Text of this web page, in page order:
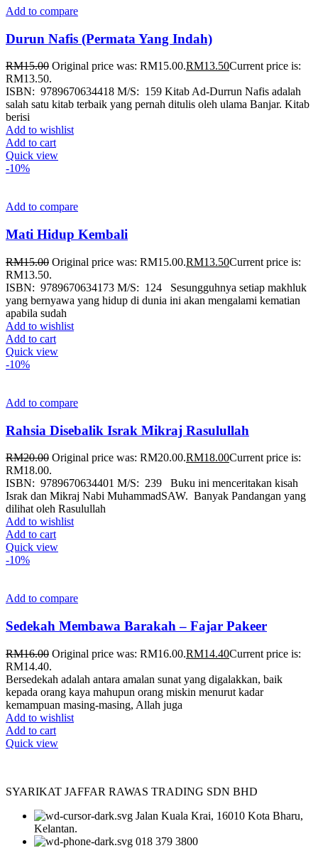
Add to compare
Durun Nafis (Permata Yang Indah)
RM15.00 Original price was: RM15.00.RM13.50Current price is:
RM13.50.
ISBN: 9789670634418 M/S: 159 Kitab Ad-Durrun Nafis adalah
salah satu kitab terbaik yang pernah ditulis oleh ulama Banjar. Kitab
berisi
Add to wishlist
Add to cart
Quick view
-10%
Add to compare
Mati Hidup Kembali
RM15.00 Original price was: RM15.00.RM13.50Current price is:
RM13.50.
ISBN: 9789670634173 M/S: 124 Sesungguhnya setiap makhluk
yang bernyawa yang hidup di dunia ini akan mengalami kematian
apabila sudah
Add to wishlist
Add to cart
Quick view
-10%
Add to compare
Rahsia Disebalik Israk Mikraj Rasulullah
RM20.00 Original price was: RM20.00.RM18.00Current price is:
RM18.00.
ISBN: 9789670634401 M/S: 239 Buku ini menceritakan kisah
Israk dan Mikraj Nabi MuhammadSAW. Banyak Pandangan yang
dilihat oleh Rasulullah
Add to wishlist
Add to cart
Quick view
-10%
Add to compare
Sedekah Membawa Barakah – Fajar Pakeer
RM16.00 Original price was: RM16.00.RM14.40Current price is:
RM14.40.
Bersedekah adalah antara amalan sunat yang digalakkan, baik
kepada orang kaya mahupun orang miskin menurut kadar
kemampuan masing-masing, Allah juga
Add to wishlist
Add to cart
Quick view
SYARIKAT JAFFAR RAWAS TRADING SDN BHD
Jalan Kuala Krai, 16010 Kota Bharu,
Kelantan.
018 379 3800